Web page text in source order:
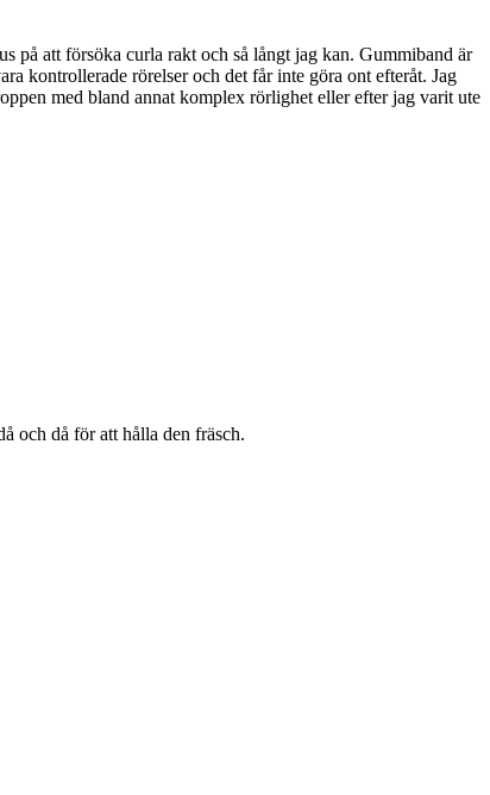
på att försöka curla rakt och så långt jag kan. Gummiband är
kontrollerade rörelser och det får inte göra ont efteråt. Jag
med bland annat komplex rörlighet eller efter jag varit ute
och då för att hålla den fräsch.